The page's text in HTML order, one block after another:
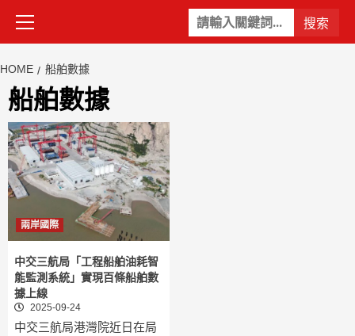
關
鍵
Primary
Menu
HOME 船舶數據
船舶數據
兩岸國際
中交三航局「工程船舶油耗智
能監測系統」實現百條船舶數
據上線
2025-09-24
中交三航局港灣院近日在局